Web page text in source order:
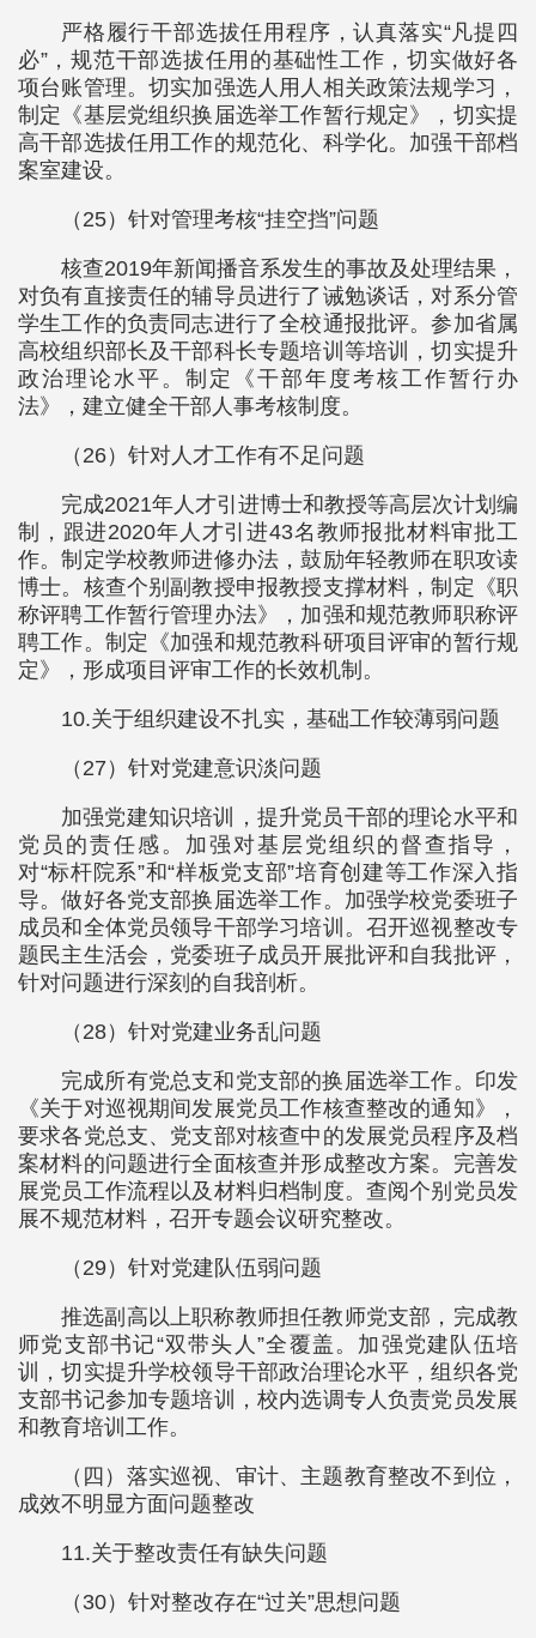
严格履行干部选拔任用程序，认真落实“凡提四
必”，规范干部选拔任用的基础性工作，切实做好各
项台账管理。切实加强选人用人相关政策法规学习，
制定《基层党组织换届选举工作暂行规定》，切实提
高干部选拔任用工作的规范化、科学化。加强干部档
案室建设。
（25）针对管理考核“挂空挡”问题
核查2019年新闻播音系发生的事故及处理结果，
对负有直接责任的辅导员进行了诫勉谈话，对系分管
学生工作的负责同志进行了全校通报批评。参加省属
高校组织部长及干部科长专题培训等培训，切实提升
政治理论水平。制定《干部年度考核工作暂行办
法》，建立健全干部人事考核制度。
（26）针对人才工作有不足问题
完成2021年人才引进博士和教授等高层次计划编
制，跟进2020年人才引进43名教师报批材料审批工
作。制定学校教师进修办法，鼓励年轻教师在职攻读
博士。核查个别副教授申报教授支撑材料，制定《职
称评聘工作暂行管理办法》，加强和规范教师职称评
聘工作。制定《加强和规范教科研项目评审的暂行规
定》，形成项目评审工作的长效机制。
10.关于组织建设不扎实，基础工作较薄弱问题
（27）针对党建意识淡问题
加强党建知识培训，提升党员干部的理论水平和
党员的责任感。加强对基层党组织的督查指导，
对“标杆院系”和“样板党支部”培育创建等工作深入指
导。做好各党支部换届选举工作。加强学校党委班子
成员和全体党员领导干部学习培训。召开巡视整改专
题民主生活会，党委班子成员开展批评和自我批评，
针对问题进行深刻的自我剖析。
（28）针对党建业务乱问题
完成所有党总支和党支部的换届选举工作。印发
《关于对巡视期间发展党员工作核查整改的通知》，
要求各党总支、党支部对核查中的发展党员程序及档
案材料的问题进行全面核查并形成整改方案。完善发
展党员工作流程以及材料归档制度。查阅个别党员发
展不规范材料，召开专题会议研究整改。
（29）针对党建队伍弱问题
推选副高以上职称教师担任教师党支部，完成教
师党支部书记“双带头人”全覆盖。加强党建队伍培
训，切实提升学校领导干部政治理论水平，组织各党
支部书记参加专题培训，校内选调专人负责党员发展
和教育培训工作。
（四）落实巡视、审计、主题教育整改不到位，
成效不明显方面问题整改
11.关于整改责任有缺失问题
（30）针对整改存在“过关”思想问题